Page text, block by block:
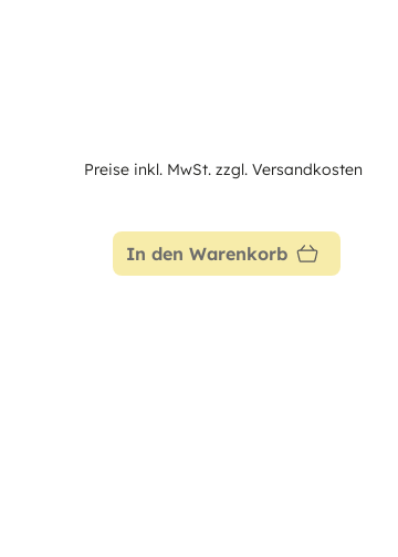
Preise inkl. MwSt. zzgl. Versandkosten
In den Warenkorb